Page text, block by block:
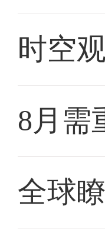
时空
8月需
全球